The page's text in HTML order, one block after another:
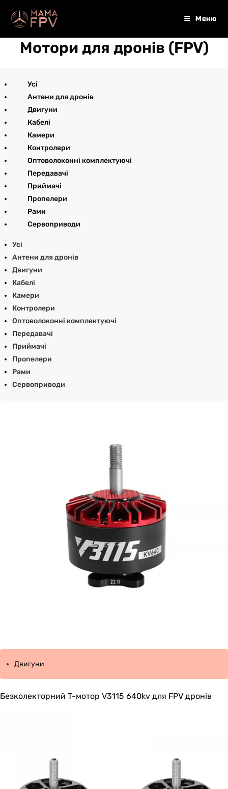
Меню
Мотори для дронів (FPV)
Усі
Антени для дронів
Двигуни
Кабелі
Камери
Контролери
Оптоволоконні комплектуючі
Передавачі
Приймачі
Пропелери
Рами
Сервоприводи
Усі
Антени для дронів
Двигуни
Кабелі
Камери
Контролери
Оптоволоконні комплектуючі
Передавачі
Приймачі
Пропелери
Рами
Сервоприводи
Двигуни
Безколекторний T-мотор V3115 640kv для FPV дронів